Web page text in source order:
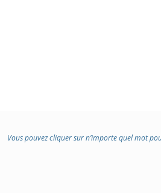
Vous pouvez cliquer sur n’importe quel mot